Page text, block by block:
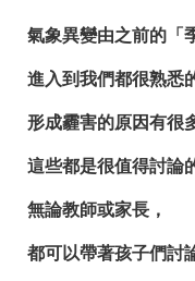
氣象異變由之前的「
進入到我們都很熟悉
形成霾害的原因有很
這些都是很值得討論
無論教師或家長，
都可以帶著孩子們討